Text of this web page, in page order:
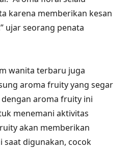
karena memberikan kesan
ujar seorang penata
wanita terbaru juga
aroma fruity yang segar
aroma fruity ini
menemani aktivitas
akan memberikan
saat digunakan, cocok